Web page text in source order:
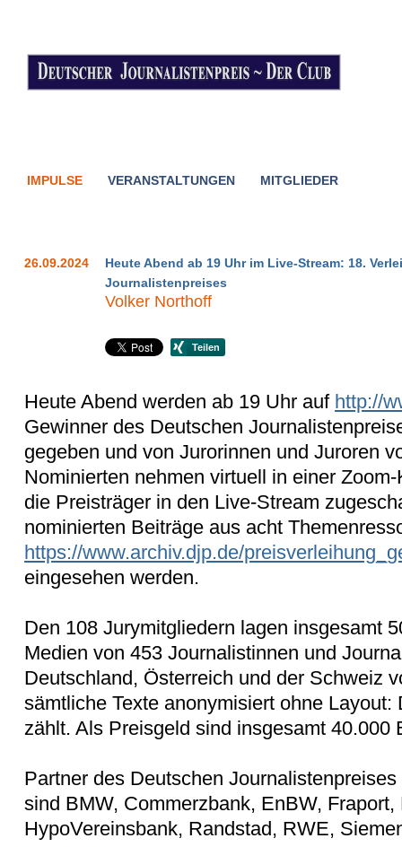
26.09.2024
Heute Abend ab 19 Uhr im Live-Stream: 18.
Journalistenpreises
Volker Northoff
Heute Abend werden ab 19 Uhr auf http://
Gewinner des Deutschen
gegeben und von Jurorinnen und Juroren
Nominierten nehmen virtuell in einer
die Preisträger in den Live-Stream
nominierten Beiträge aus acht
https://www.archiv.djp.de/
eingesehen werden.
Den 108 Jurymitgliedern lagen insgesamt
Medien von 453 Journalistinnen und
Deutschland, Österreich und der Schweiz
sämtliche Texte anonymisiert ohne Layout:
zählt. Als Preisgeld sind insgesamt 40.000
Partner des Deutschen
sind BMW, Commerzbank, EnBW, Fraport,
HypoVereinsbank, Randstad, RWE,
IMPULSE VERANSTALTUNGEN MITGLIEDER